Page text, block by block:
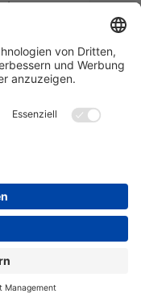
jetzt